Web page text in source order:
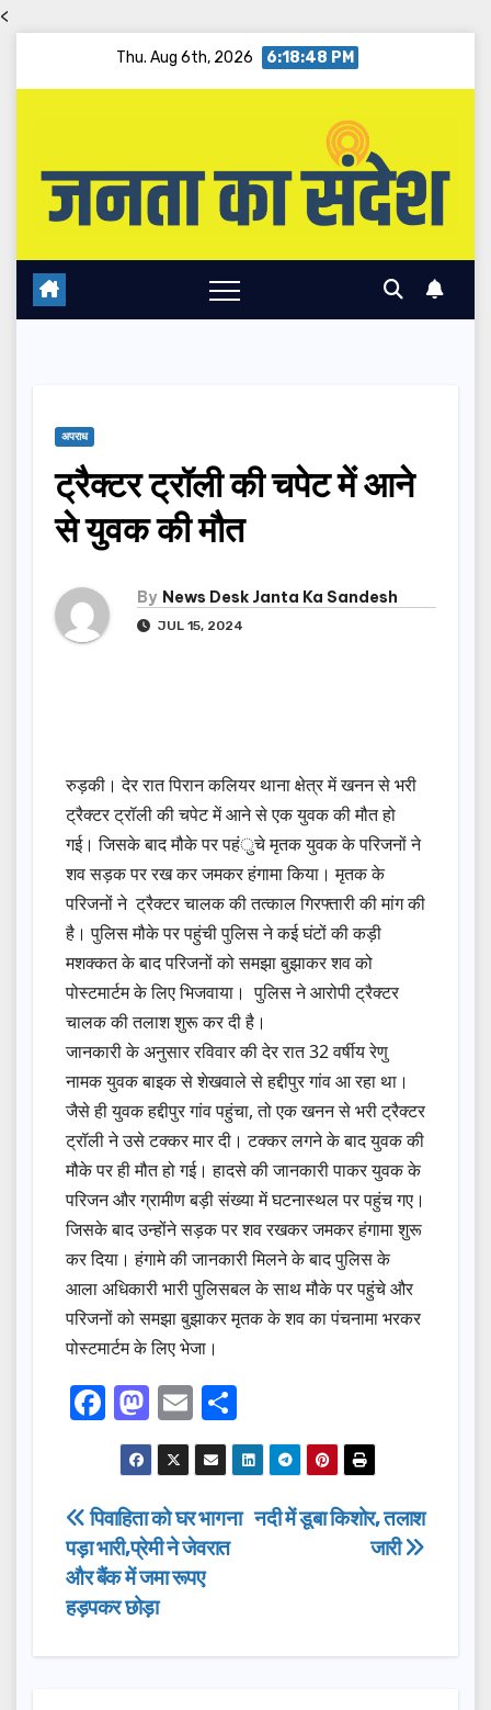
<
Thu. Aug 6th, 2026 6:18:48 PM
अपराध
ट्रैक्टर ट्रॉली की चपेट में आने
से युवक की मौत
By News Desk Janta Ka Sandesh
JUL 15, 2024
रुड़की। देर रात पिरान कलियर थाना क्षेत्र में खनन से भरी
ट्रैक्टर ट्रॉली की चपेट में आने से एक युवक की मौत हो
गई। जिसके बाद मौके पर पहंुचे मृतक युवक के परिजनों ने
शव सड़क पर रख कर जमकर हंगामा किया। मृतक के
परिजनों ने ट्रैक्टर चालक की तत्काल गिरफ्तारी की मांग की
है। पुलिस मौके पर पहुंची पुलिस ने कई घंटों की कड़ी
मशक्कत के बाद परिजनों को समझा बुझाकर शव को
पोस्टमार्टम के लिए भिजवाया। पुलिस ने आरोपी ट्रैक्टर
चालक की तलाश शुरू कर दी है।
जानकारी के अनुसार रविवार की देर रात 32 वर्षीय रेणु
नामक युवक बाइक से शेखवाले से हद्दीपुर गांव आ रहा था।
जैसे ही युवक हद्दीपुर गांव पहुंचा, तो एक खनन से भरी ट्रैक्टर
ट्रॉली ने उसे टक्कर मार दी। टक्कर लगने के बाद युवक की
मौके पर ही मौत हो गई। हादसे की जानकारी पाकर युवक के
परिजन और ग्रामीण बड़ी संख्या में घटनास्थल पर पहुंच गए।
जिसके बाद उन्होंने सड़क पर शव रखकर जमकर हंगामा शुरू
कर दिया। हंगामे की जानकारी मिलने के बाद पुलिस के
आला अधिकारी भारी पुलिसबल के साथ मौके पर पहुंचे और
परिजनों को समझा बुझाकर मृतक के शव का पंचनामा भरकर
पोस्टमार्टम के लिए भेजा।
F
a
c
e
b
o
o
k
M
a
st
o
d
o
n
E
m
ail
h
ar
e
Post
navigation
नदी में डूबा किशोर, तलाश
जारी
पिवाहिता को घर भागना
पड़ा भारी,प्रेमी ने जेवरात
और बैंक में जमा रूपए
हड़पकर छोड़ा